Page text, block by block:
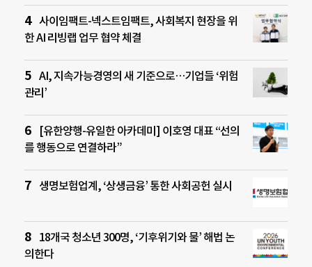
사이임팩트-넥스트임팩트, 사회복지 현장을 위
한 AI 리빙랩 업무 협약 체결
AI, 지속가능경영의 새 기준으로…기업들 ‘위험
관리’
[유한양행-유일한 아카데미] 이호영 대표 “선의
를 행동으로 연결하라”
생명보험업계, ‘상생금융’ 통한 사회공헌 실시
18개국 청소년 300명, ‘기후위기와 물’ 해법 논
의한다